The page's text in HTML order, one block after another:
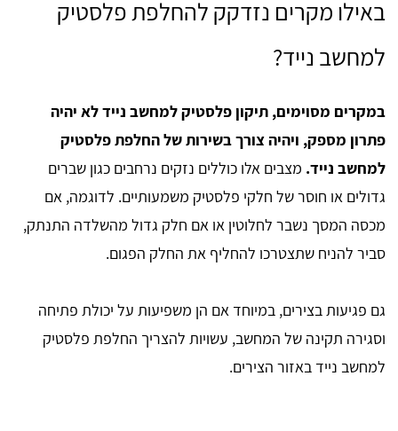
באילו מקרים נזדקק להחלפת פלסטיק
למחשב נייד?
במקרים מסוימים, תיקון פלסטיק למחשב נייד לא יהיה
פתרון מספק, ויהיה צורך בשירות של החלפת פלסטיק
למחשב נייד. מצבים אלו כוללים נזקים נרחבים כגון שברים
גדולים או חוסר של חלקי פלסטיק משמעותיים. לדוגמה, אם
מכסה המסך נשבר לחלוטין או אם חלק גדול מהשלדה התנתק,
סביר להניח שתצטרכו להחליף את החלק הפגום.
גם פגיעות בצירים, במיוחד אם הן משפיעות על יכולת פתיחה
וסגירה תקינה של המחשב, עשויות להצריך החלפת פלסטיק
למחשב נייד באזור הצירים.